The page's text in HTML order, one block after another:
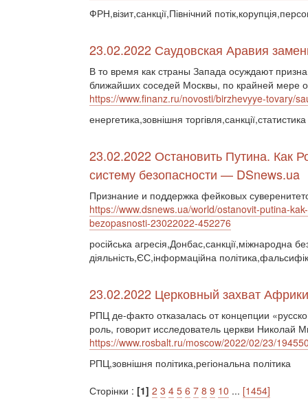
ФРН,візит,санкції,Північний
23.02.2022 Саудовская Аравия
В то время как страны Запада осуждают
ближайших соседей Москвы, по крайней мере
https://www.finanz.ru/novosti/birzhevyye-tovary/
енергетика,зовнішня торгівля,санкції,статистика
23.02.2022 Остановить Путина. Как
систему безопасности — DSnews.ua
Признание и поддержка фейковых
https://www.dsnews.ua/world/ostanovit-putina-
bezopasnosti-23022022-452276
російська агресія,Донбас,санкції,міжнародна
діяльність,ЄС,інформаційна
23.02.2022 Церковный захват
РПЦ де-факто отказалась от концепции
роль, говорит исследователь церкви Николай
https://www.rosbalt.ru/moscow/2022/02/23/
РПЦ,зовнішня політика,регіональна політика
Сторінки : [1] 2 3 4 5 6 7 8 9 10 ... [1454]